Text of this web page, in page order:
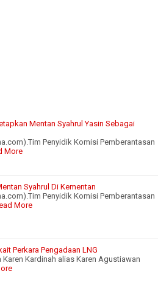
Mentan Syahrul Yasin Sebagai
Penyidik Komisi Pemberantasan
More
Syahrul Di Kementan
Penyidik Komisi Pemberantasan
More
Perkara Pengadaan LNG
Kardinah alias Karen Agustiawan